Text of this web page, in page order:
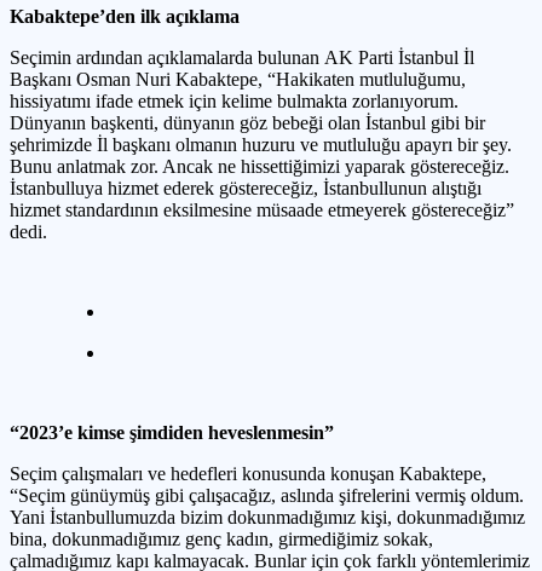
Kabaktepe’den ilk açıklama
Seçimin ardından açıklamalarda bulunan AK Parti İstanbul İl
Başkanı Osman Nuri Kabaktepe, “Hakikaten mutluluğumu,
hissiyatımı ifade etmek için kelime bulmakta zorlanıyorum.
Dünyanın başkenti, dünyanın göz bebeği olan İstanbul gibi bir
şehrimizde İl başkanı olmanın huzuru ve mutluluğu apayrı bir şey.
Bunu anlatmak zor. Ancak ne hissettiğimizi yaparak göstereceğiz.
İstanbulluya hizmet ederek göstereceğiz, İstanbullunun alıştığı
hizmet standardının eksilmesine müsaade etmeyerek göstereceğiz”
dedi.
“2023’e kimse şimdiden heveslenmesin”
Seçim çalışmaları ve hedefleri konusunda konuşan Kabaktepe,
“Seçim günüymüş gibi çalışacağız, aslında şifrelerini vermiş oldum.
Yani İstanbullumuzda bizim dokunmadığımız kişi, dokunmadığımız
bina, dokunmadığımız genç kadın, girmediğimiz sokak,
çalmadığımız kapı kalmayacak. Bunlar için çok farklı yöntemlerimiz